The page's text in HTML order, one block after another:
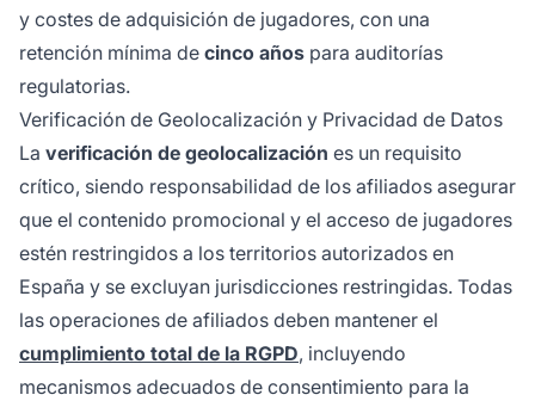
y costes de adquisición de jugadores, con una
retención mínima de cinco años para auditorías
regulatorias.
Verificación de Geolocalización y Privacidad de Datos
La verificación de geolocalización es un requisito
crítico, siendo responsabilidad de los afiliados asegurar
que el contenido promocional y el acceso de jugadores
estén restringidos a los territorios autorizados en
España y se excluyan jurisdicciones restringidas. Todas
las operaciones de afiliados deben mantener el
cumplimiento total de la RGPD, incluyendo
mecanismos adecuados de consentimiento para la